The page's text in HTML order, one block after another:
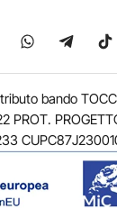
X su YouTube
Seguici su
Seguici
bando
PROT.